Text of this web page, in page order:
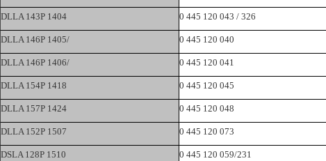
DLLA 143P 1404 0 445 120 043 / 326
DLLA 146P 1405/ 0 445 120 040
DLLA 146P 1406/ 0 445 120 041
DLLA 154P 1418 0 445 120 045
DLLA 157P 1424 0 445 120 048
DLLA 152P 1507 0 445 120 073
DSLA 128P 1510
0 445 120 059/231